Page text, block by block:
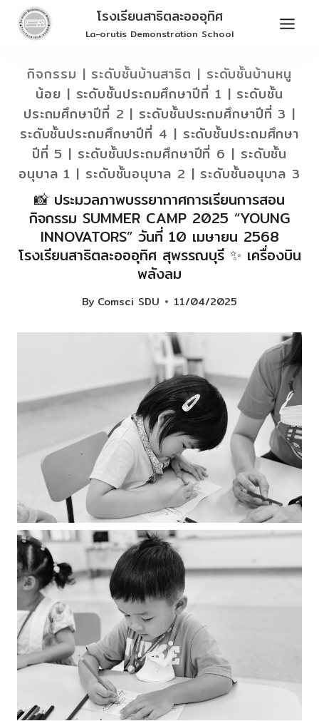
Skip
โรงเรียนสาธิตละอออุทิศ
La-orutis Demonstration School
กิจกรรม | ระดับชั้นบ้านสาธิต | ระดับชั้นบ้านหนู
น้อย | ระดับชั้นประถมศึกษาปีที่ 1 | ระดับชั้น
ประถมศึกษาปีที่ 2 | ระดับชั้นประถมศึกษาปีที่ 3 |
ระดับชั้นประถมศึกษาปีที่ 4 | ระดับชั้นประถมศึกษา
ปีที่ 5 | ระดับชั้นประถมศึกษาปีที่ 6 | ระดับชั้น
อนุบาล 1 | ระดับชั้นอนุบาล 2 | ระดับชั้นอนุบาล 3
📸 ประมวลภาพบรรยากาศการเรียนการสอน
กิจกรรม SUMMER CAMP 2025 “YOUNG
INNOVATORS” วันที่ 10 เมษายน 2568
โรงเรียนสาธิตละอออุทิศ สุพรรณบุรี ✨ เครื่องบิน
พลังลม
By Comsci SDU 11/04/2025